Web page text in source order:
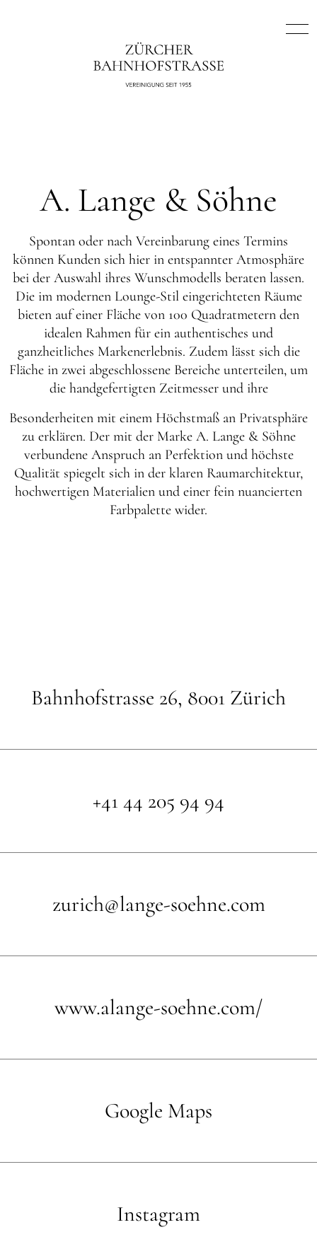
A. Lange & Söhne
Spontan oder nach Vereinbarung eines Termins
können Kunden sich hier in entspannter Atmosphäre
bei der Auswahl ihres Wunschmodells beraten lassen.
Die im modernen Lounge-Stil eingerichteten Räume
bieten auf einer Fläche von 100 Quadratmetern den
idealen Rahmen für ein authentisches und
ganzheitliches Markenerlebnis. Zudem lässt sich die
Fläche in zwei abgeschlossene Bereiche unterteilen, um
die handgefertigten Zeitmesser und ihre
Besonderheiten mit einem Höchstmaß an Privatsphäre
zu erklären. Der mit der Marke A. Lange & Söhne
verbundene Anspruch an Perfektion und höchste
Qualität spiegelt sich in der klaren Raumarchitektur,
hochwertigen Materialien und einer fein nuancierten
Farbpalette wider.
Bahnhofstrasse 26, 8001 Zürich
+41 44 205 94 94
zurich@lange-soehne.com
www.alange-soehne.com/
Google Maps
Instagram